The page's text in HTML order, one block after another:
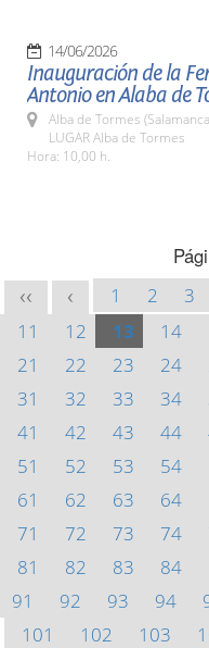
14/06/2026
Inauguración de la
Antonio en Alaba de
Alba de Tormes
LUGAR Alba de Tormes
Hora: 10,00 h.
<< < 1 2 3
11
12 13 14
21
22 23 24
31
32 33 34
41
42 43 44
51
52 53 54
61
62 63 64
71
72 73 74
81
82 83 84
91
92 93 94
101
102 103